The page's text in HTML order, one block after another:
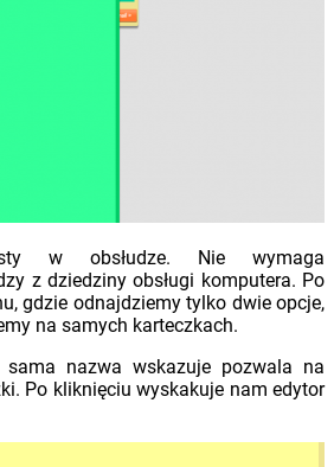
w obsłudze. Nie wymaga
z dziedziny obsługi komputera. Po
gdzie odnajdziemy tylko dwie opcje,
na samych karteczkach.
nazwa wskazuje pozwala na
Po kliknięciu wyskakuje nam edytor